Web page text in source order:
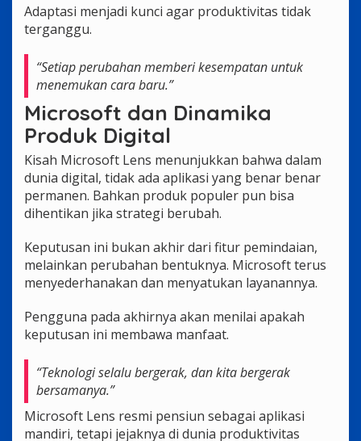
Adaptasi menjadi kunci agar produktivitas tidak
terganggu.
“Setiap perubahan memberi kesempatan untuk
menemukan cara baru.”
Microsoft dan Dinamika
Produk Digital
Kisah Microsoft Lens menunjukkan bahwa dalam
dunia digital, tidak ada aplikasi yang benar benar
permanen. Bahkan produk populer pun bisa
dihentikan jika strategi berubah.
Keputusan ini bukan akhir dari fitur pemindaian,
melainkan perubahan bentuknya. Microsoft terus
menyederhanakan dan menyatukan layanannya.
Pengguna pada akhirnya akan menilai apakah
keputusan ini membawa manfaat.
“Teknologi selalu bergerak, dan kita bergerak
bersamanya.”
Microsoft Lens resmi pensiun sebagai aplikasi
mandiri, tetapi jejaknya di dunia produktivitas